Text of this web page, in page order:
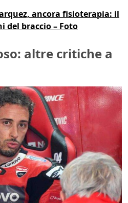
ancora fisioterapia: il
del braccio – Foto
altre critiche a